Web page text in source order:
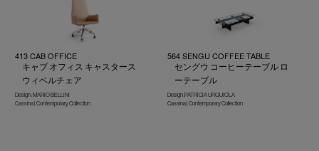
413 CAB OFFICE
キャブ オフィス キャスタース
ウィベルチェア
Design : MARIO BELLINI
Cassina | Contemporary Collection
564 SENGU COFFEE TABLE
セングウ コーヒーテーブル ロ
ーテーブル
Design :PATRICIA URQUIOLA
Cassina | Contemporary Collection